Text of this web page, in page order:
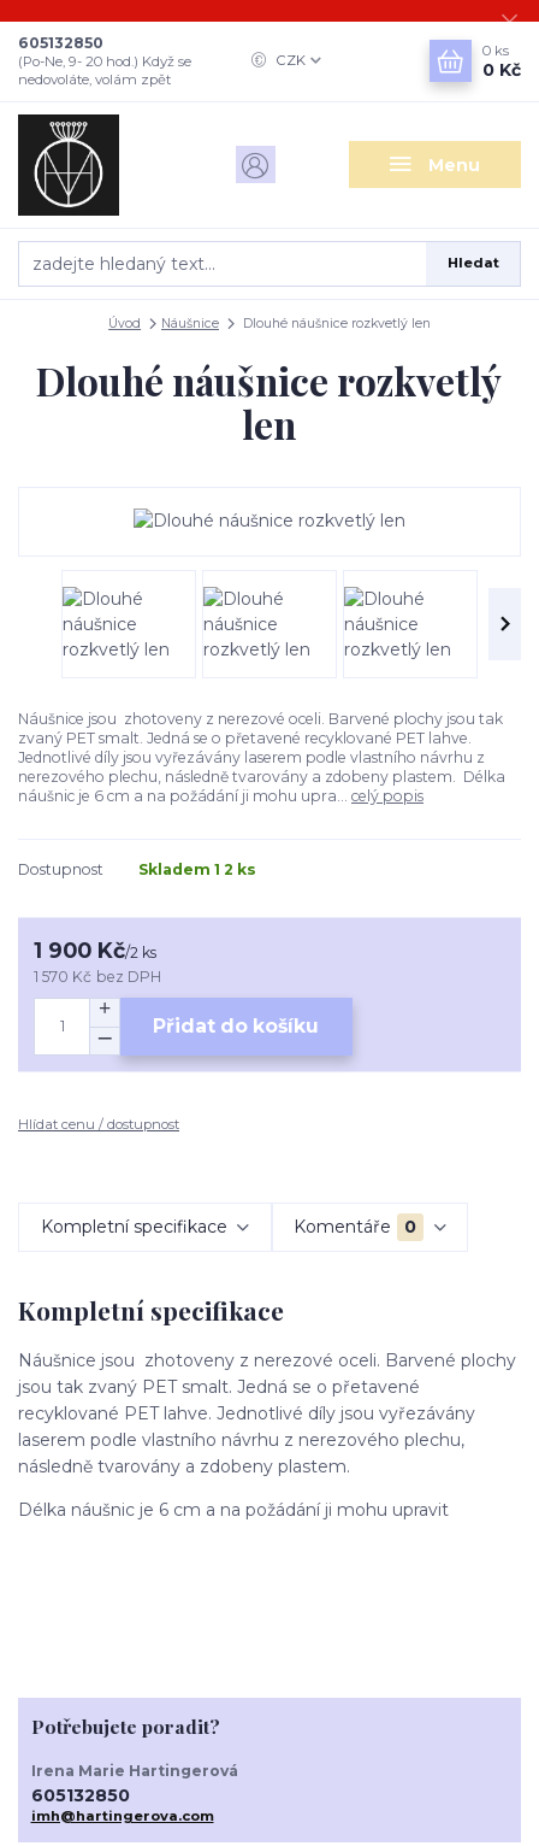
Menu
CZK
Hledat
605132850
(Po-Ne, 9- 20 hod.) Když se
nedovoláte, volám zpět
0 ks
0 Kč
Úvod Náušnice Dlouhé náušnice rozkvetlý len
Dlouhé náušnice rozkvetlý
len
Náušnice jsou zhotoveny z nerezové oceli. Barvené plochy jsou tak
zvaný PET smalt. Jedná se o přetavené recyklované PET lahve.
Jednotlivé díly jsou vyřezávány laserem podle vlastního návrhu z
nerezového plechu, následně tvarovány a zdobeny plastem. Délka
náušnic je 6 cm a na požádání ji mohu upra... celý popis
Dostupnost Skladem 1 2 ks
1 900 Kč/2 ks
1 570 Kč bez DPH
Přidat do košíku
Hlídat cenu / dostupnost
Kompletní specifikace Komentáře 0
Kompletní specifikace
Náušnice jsou zhotoveny z nerezové oceli. Barvené plochy
jsou tak zvaný PET smalt. Jedná se o přetavené
recyklované PET lahve. Jednotlivé díly jsou vyřezávány
laserem podle vlastního návrhu z nerezového plechu,
následně tvarovány a zdobeny plastem.
Délka náušnic je 6 cm a na požádání ji mohu upravit
Potřebujete poradit?
Irena Marie Hartingerová
605132850
imh@hartingerova.com